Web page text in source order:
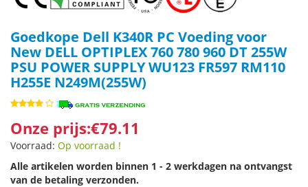
Goedkope Dell K340R PC Voeding voor
New DELL OPTIPLEX 760 780 960 DT 255W
PSU POWER SUPPLY WU123 FR597 RM110
H255E N249M(255W)
Onze prijs:€79.11
Voorraad: Op voorraad !
Alle artikelen worden binnen 1 - 2 werkdagen na ontvangst
van de betaling verzonden.